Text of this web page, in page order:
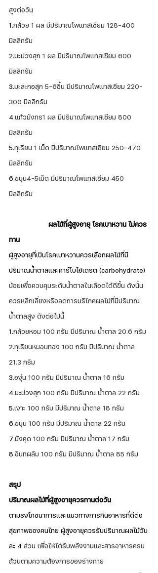
สูงต่อวัน
1.กล้วย 1 ผล มีปริมาณโพแทสเซียม 128-400
มิลลิกรัม
2.มะม่วงสุก 1 ผล มีปริมาณโพแทสเซียม 600
มิลลิกรัม
3.มะละกอสุก 5-6ชิ้น มีปริมาณโพแทสเซียม 220-
300 มิลลิกรัม
4.แก้วมังกร1 ผล มีปริมาณโพแทสเซียม 800
มิลลิกรัม
5.ทุเรียน 1 เม็ด มีปริมาณโพแทสเซียม 250-470
มิลลิกรัม
6.ขนุน4-5เม็ด มีปริมาณโพแทสเซียม 450
มิลลิกรัม
ผลไม้ที่ผู้สูงอายุ โรคเบาหวาน ไม่ควร
ทาน
ผู้สูงอายุที่เป็นโรคเบาหวานควรเลือกผลไม้ที่มี
ปริมาณน้ำตาลและคาร์โบไฮเดรต (carbohydrate)
น้อยเพื่อควบคุมระดับน้ำตาลในเลือดได้ดีขึ้น ดังนั้น
ควรหลีกเลี่ยงหรือลดการบริโภคผลไม้ที่มีปริมาณ
น้ำตาลสูง ดังต่อไปนี้
1.กล้วยหอม 100 กรัม มีปริมาณ น้ำตาล 20.6 กรัม
2.ทุเรียนหมอนทอง 100 กรัม มีปริมาณ น้ำตาล
21.3 กรัม
3.องุ่น 100 กรัม มีปริมาณ น้ำตาล 16 กรัม
4.มะม่วงสุก 100 กรัม มีปริมาณ น้ำตาล 22 กรัม
5.เงาะ 100 กรัม มีปริมาณ น้ำตาล 18 กรัม
6.ขนุน 100 กรัม มีปริมาณ น้ำตาล 22 กรัม
7.มังคุด 100 กรัม มีปริมาณ น้ำตาล 17 กรัม
8.อินทผลัม 100 กรัม มีปริมาณ น้ำตาล 85 กรัม
สรุป
ปริมาณผลไม้ที่ผู้สูงอายุควรทานต่อวัน
ตามธงโภชนาการและแนวทางการกินอาหารที่ดีต่อ
สุขภาพของคนไทย ผู้สูงอายุควรรับปริมาณผลไม้วัน
ละ 4 ส่วน เพื่อให้ได้รับพลังงานและสารอาหารครบ
ถ้วนตามความต้องการของร่างกาย